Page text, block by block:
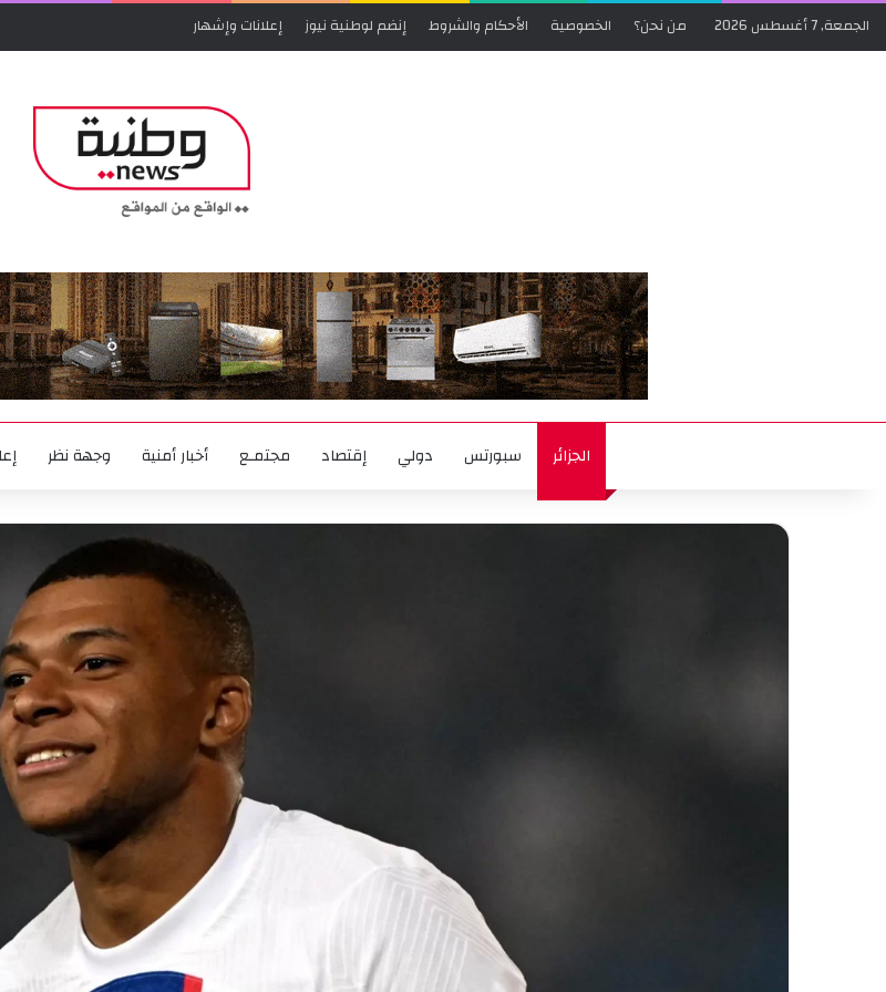
الجمعة, 7 أغسطس 2026 من نحن؟ الخصوصية الأحكام والشروط إنضم لوطنية نيوز إعلانات وإشهار
الجزائر سبورتس دولي إقتصاد مجتمـع أخبار أمنية وجهة نظر